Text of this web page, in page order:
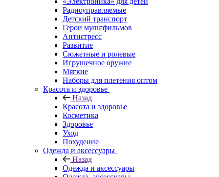
Радиоуправляемые
Детский транспорт
Герои мультфильмов
Антистресс
Развитие
Сюжетные и ролевые
Игрушечное оружие
Мягкие
Наборы для плетения оптом
Красота и здоровье
Назад
Красота и здоровье
Косметика
Здоровье
Уход
Похудение
Одежда и аксессуары
Назад
Одежда и аксессуары